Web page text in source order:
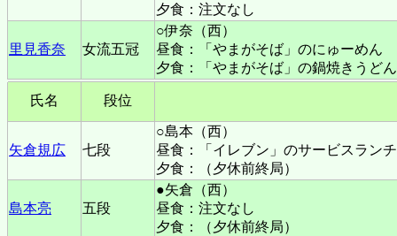
夕食：注文なし
里見香奈 女流五冠
○伊奈（西）
昼食：「やまがそば」のにゅーめん
夕食：「やまがそば」の鍋焼きうどん
氏名 段位
矢倉規広 七段
○島本（西）
昼食：「イレブン」のサービスラン
夕食：（夕休前終局）
島本亮 五段
●矢倉（西）
昼食：注文なし
夕食：（夕休前終局）